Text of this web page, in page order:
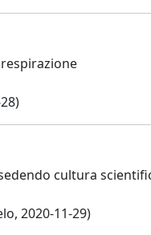
cultura
2020-11-29)